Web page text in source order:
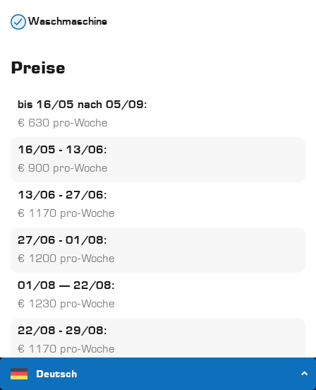
Waschmaschine
Preise
bis 16/05 nach 05/09:
€ 630 pro-Woche
16/05 - 13/06:
€ 900 pro-Woche
13/06 - 27/06:
€ 1170 pro-Woche
27/06 - 01/08:
€ 1200 pro-Woche
01/08 – 22/08:
€ 1230 pro-Woche
22/08 - 29/08:
€ 1170 pro-Woche
29/08 - 05/09:
Deutsch